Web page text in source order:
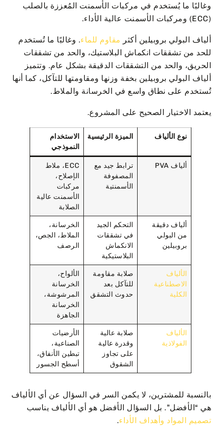
وغالبًا ما يُستخدم في مركبات الأسمنت المُعززة بالصلب
(ECC) ومركبات الأسمنت عالية الأداء.
ألياف البولي بروبيلين أكثر مقاوم للماء. وغالبًا ما تُستخدم
للحد من تشققات انكماش البلاستيك، والحد من تشققات
الحريق، والحد من التشققات الدقيقة بشكل عام. وتتميز
ألياف البولي بروبيلين بخفة وزنها ومقاومتها للتآكل، كما أنها
تُستخدم على نطاق واسع في الخرسانة والملاط.
يعتمد الاختيار الصحيح على المشروع.
نوع الألياف الميزة الرئيسية
الاستخدام
النموذجي
ألياف PVA
ترابط جيد مع
المصفوفة
الأسمنتية
ECC، ملاط
الإصلاح،
مركبات
الأسمنت عالية
الصلابة
ألياف دقيقة
من البولي
بروبيلين
التحكم الجيد
في تشققات
الانكماش
البلاستيكية
الخرسانة،
الملاط، الجص،
الرصف
الألياف
الاصطناعية
الكلية
صلابة مقاومة
للتآكل بعد
حدوث التشقق
الألواح،
الخرسانة
المرشوشة،
الخرسانة
الجاهزة
الألياف
الفولاذية
صلابة عالية
وقدرة عالية
على تجاوز
الشقوق
الأرضيات
الصناعية،
تبطين الأنفاق،
أسطح الجسور
بالنسبة للمشترين، لا يكمن السر في السؤال عن أي الألياف
هي “الأفضل”. بل السؤال الأفضل هو أي الألياف يناسب
تصميم المواد وأهداف الأداء.